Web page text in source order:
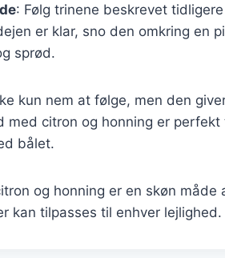
: Følg trinene beskrevet
er klar, sno den omkring en
sprød.
kun nem at følge, men den
med citron og honning er
bålet.
og honning er en skøn
kan tilpasses til enhver lejlighed.